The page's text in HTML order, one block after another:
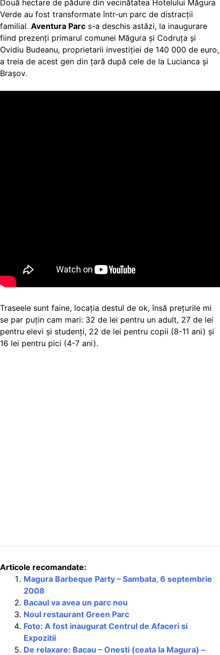
Două hectare de pădure din vecinătatea Hotelului Măgura
Verde au fost transformate într-un parc de distracţii
familial. Aventura Parc s-a deschis astăzi, la inaugurare
fiind prezenţi primarul comunei Măgura şi Codruţa şi
Ovidiu Budeanu, proprietarii investiţiei de 140 000 de euro,
a treia de acest gen din ţară după cele de la Lucianca şi
Braşov.
Traseele sunt faine, locaţia destul de ok, însă preţurile mi
se par puţin cam mari: 32 de lei pentru un adult, 27 de lei
pentru elevi şi studenţi, 22 de lei pentru copii (8-11 ani) şi
16 lei pentru pici (4-7 ani).
Articole recomandate:
Magura Barbeque Party – Sambata, 6 septembrie
2008
Bacaul va avea un parc nou
Noul restaurant Green Parc
Foto: A fost inaugurat Centrul de Afaceri si
Expozitii
De relaxare: Bacau – Onesti (ceata la Magura) –